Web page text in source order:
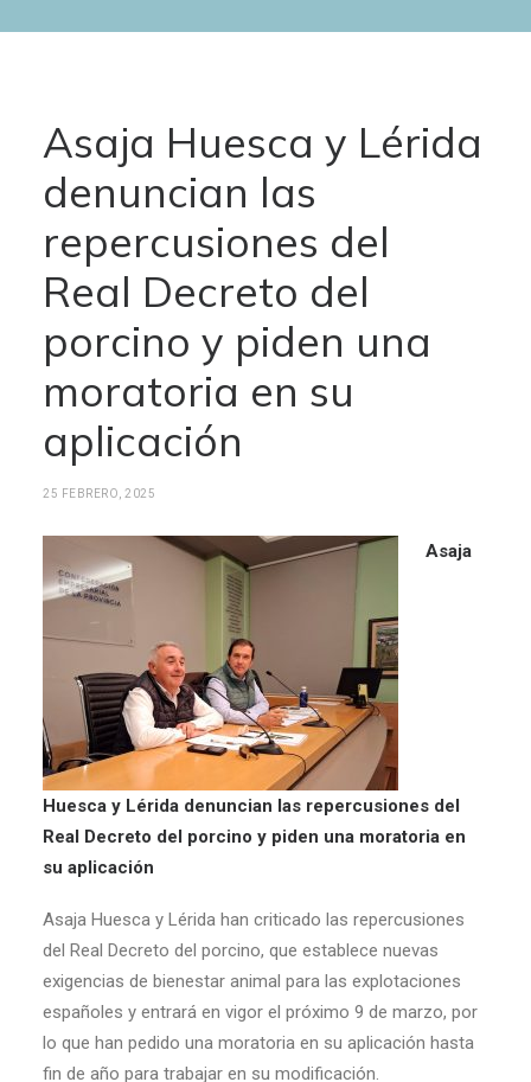
Asaja Huesca y Lérida
denuncian las
repercusiones del
Real Decreto del
porcino y piden una
moratoria en su
aplicación
25 FEBRERO, 2025
Asaja
Huesca y Lérida denuncian las repercusiones del
Real Decreto del porcino y piden una moratoria en
su aplicación
Asaja Huesca y Lérida han criticado las repercusiones
del Real Decreto del porcino, que establece nuevas
exigencias de bienestar animal para las explotaciones
españoles y entrará en vigor el próximo 9 de marzo, por
lo que han pedido una moratoria en su aplicación hasta
fin de año para trabajar en su modificación.